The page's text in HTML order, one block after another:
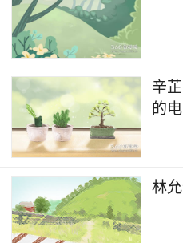
迪丽热巴个人资料 迪
创造101 黄子韬个人
辛
的
林